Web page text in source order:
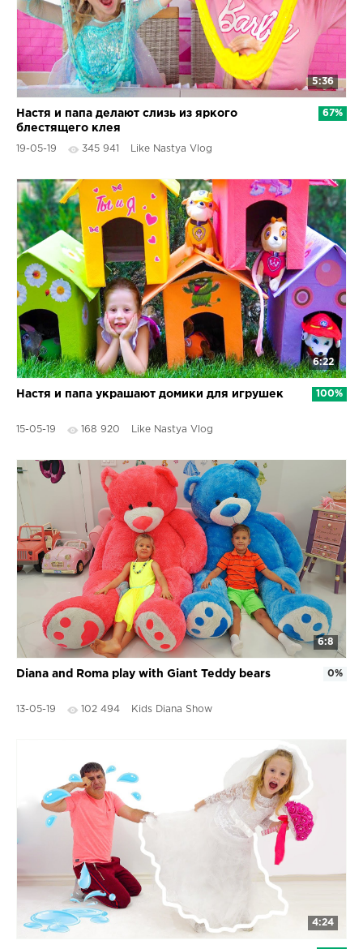
5:36
Настя и папа делают слизь из яркого
блестящего клея
19-05-19 345 941 Like Nastya Vlog
67%
6:22
Настя и папа украшают домики для игрушек
15-05-19 168 920 Like Nastya Vlog
100%
6:8
Diana and Roma play with Giant Teddy bears
13-05-19 102 494 Kids Diana Show
0%
4:24